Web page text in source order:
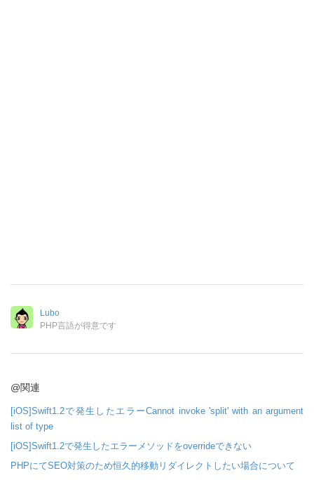
Lubo
PHP言語が得意です
@関連
[iOS]Swift1.2で発生したエラーCannot invoke 'split' with an argument
list of type
[iOS]Swift1.2で発生したエラーメソッドをoverrideできない
PHPにてSEO対策のため恒久的移動リダイレクトしたい場合について